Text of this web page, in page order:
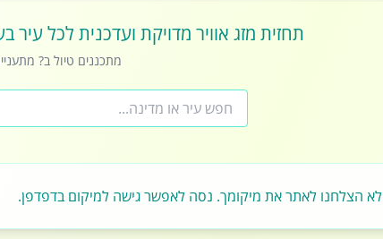
תחזית מזג אוויר מדויקת ועדכנית לכל עיר
מתכננים טיול ב?
לא הצלחנו לאתר את מיקומך. נסה לאפשר גישה למיקום בדפדפן.